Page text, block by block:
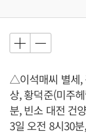
△이석매씨 별세,
상, 황덕준(미주
분, 빈소 대전 건
3일 오전 8시30